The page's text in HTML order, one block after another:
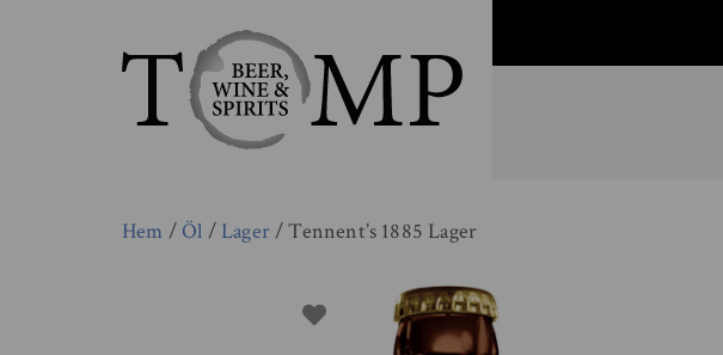
Hem / Öl / Lager/ Tennent’s 1885 Lager